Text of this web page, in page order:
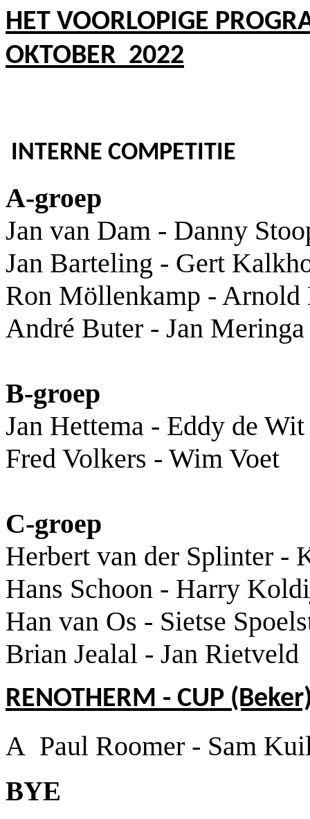
HET VOORLOPIGE
OKTOBER 2022
INTERNE COMPETITIE
A-groep
Jan van Dam - Danny
Jan Barteling - Gert
Ron Möllenkamp - Arnold
André Buter - Jan Meringa
B-groep
Jan Hettema - Eddy de Wit
Fred Volkers - Wim Voet
C-groep
Herbert van der Splinter -
Hans Schoon - Harry
Han van Os - Sietse
Brian Jealal - Jan Rietveld
RENOTHERM - CUP
A Paul Roomer - Sam
BYE